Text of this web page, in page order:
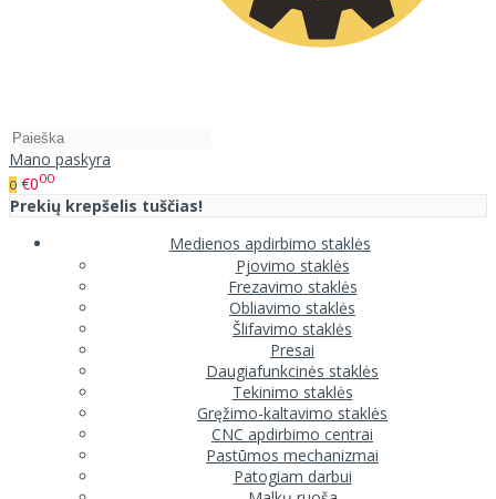
Mano paskyra
0 €000
Prekių krepšelis tuščias!
Medienos apdirbimo staklės
Pjovimo staklės
Frezavimo staklės
Obliavimo staklės
Šlifavimo staklės
Presai
Daugiafunkcinės staklės
Tekinimo staklės
Gręžimo-kaltavimo staklės
CNC apdirbimo centrai
Pastūmos mechanizmai
Patogiam darbui